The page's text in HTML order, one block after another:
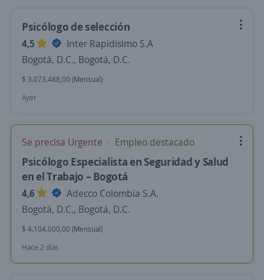
Psicólogo de selección
4,5
Inter Rapidisimo S.A
Bogotá, D.C., Bogotá, D.C.
$ 3.073.488,00 (Mensual)
Ayer
Se precisa Urgente Empleo destacado
Psicólogo Especialista en Seguridad y Salud
en el Trabajo – Bogotá
4,6
Adecco Colombia S.A.
Bogotá, D.C., Bogotá, D.C.
$ 4.104.000,00 (Mensual)
Hace 2 días